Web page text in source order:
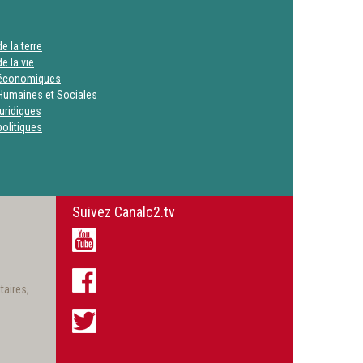
la terre
la vie
et Sociales
Suivez Canalc2.tv